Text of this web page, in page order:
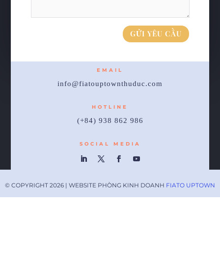
GỬI YÊU CẦU
EMAIL
info@fiatouptownthuduc.com
HOTLINE
(+84) 938 862 986
SOCIAL MEDIA
© COPYRIGHT 2026 | WEBSITE PHÒNG KINH DOANH FIATO UPTOWN